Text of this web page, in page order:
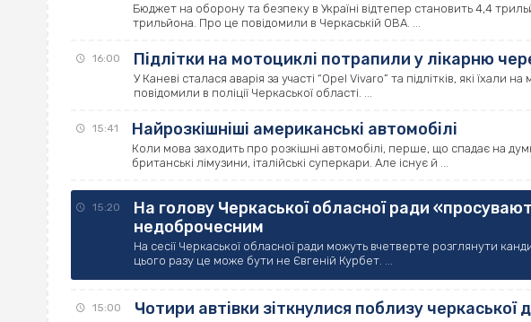
Бюджет на оборону та безпеку в Україні відтепер становить 4,4
трильйона. Про це повідомили в Черкаській ОВА. ...
16:00 Підлітки на мотоциклі потрапили у лікарню
У Каневі сталася аварія за участі “Opel Vivaro” та підлітків, які їхали
повідомили в поліції Черкаської області. ...
15:41 Найрозкішніші американські автомобілі
Коли мова заходить про розкішні автомобілі, перше, що спадає на
британські лімузини, італійські суперкари. Але існує й ...
15:20
На голову Черкаської обласної ради
недоброчесним
На сесії Черкаської обласної ради можуть вчетверте розглянути
цього разу це може бути не Євгеній Курбет. ...
15:00 Чотири автівки зіткнулися поблизу